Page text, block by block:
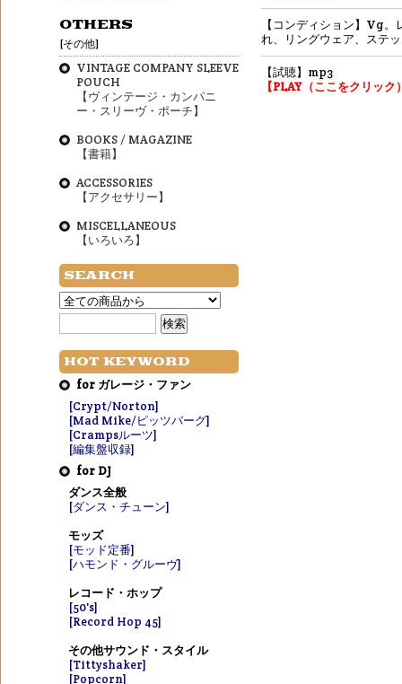
【コンディション】Vg。
れ、リングウェア、ステ
【試聴】mp3
【PLAY（ここをクリック
OTHERS
[その他]
VINTAGE COMPANY SLEEVE
POUCH
【ヴィンテージ・カンパニ
ー・スリーヴ・ポーチ】
BOOKS / MAGAZINE
【書籍】
ACCESSORIES
【アクセサリー】
MISCELLANEOUS
【いろいろ】
SEARCH
HOT KEYWORD
for ガレージ・ファン
[Crypt/Norton]
[Mad Mike/ピッツバーグ]
[Crampsルーツ]
[編集盤収録]
for DJ
ダンス全般
[ダンス・チューン]
モッズ
[モッド定番]
[ハモンド・グルーヴ]
レコード・ホップ
[50's]
[Record Hop 45]
その他サウンド・スタイル
[Tittyshaker]
[Popcorn]